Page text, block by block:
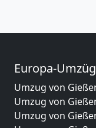
Europa-
Umzug von
Umzug von
Umzug von